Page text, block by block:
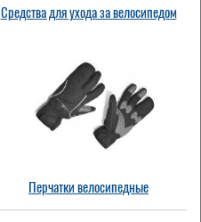
Средства для ухода за велосипедом
Перчатки велосипедные